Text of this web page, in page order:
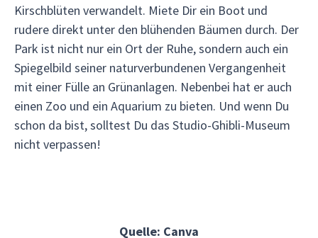
Kirschblüten verwandelt. Miete Dir ein Boot und
rudere direkt unter den blühenden Bäumen durch. Der
Park ist nicht nur ein Ort der Ruhe, sondern auch ein
Spiegelbild seiner naturverbundenen Vergangenheit
mit einer Fülle an Grünanlagen. Nebenbei hat er auch
einen Zoo und ein Aquarium zu bieten. Und wenn Du
schon da bist, solltest Du das Studio-Ghibli-Museum
nicht verpassen!
Quelle: Canva